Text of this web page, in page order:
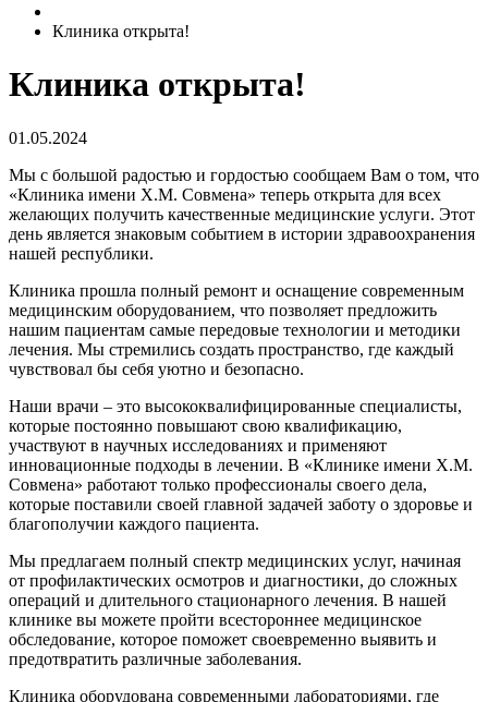
Клиника открыта!
Клиника открыта!
01.05.2024
Мы с большой радостью и гордостью сообщаем Вам о том, что
«Клиника имени Х.М. Совмена» теперь открыта для всех
желающих получить качественные медицинские услуги. Этот
день является знаковым событием в истории здравоохранения
нашей республики.
Клиника прошла полный ремонт и оснащение современным
медицинским оборудованием, что позволяет предложить
нашим пациентам самые передовые технологии и методики
лечения. Мы стремились создать пространство, где каждый
чувствовал бы себя уютно и безопасно.
Наши врачи – это высококвалифицированные специалисты,
которые постоянно повышают свою квалификацию,
участвуют в научных исследованиях и применяют
инновационные подходы в лечении. В «Клинике имени Х.М.
Совмена» работают только профессионалы своего дела,
которые поставили своей главной задачей заботу о здоровье и
благополучии каждого пациента.
Мы предлагаем полный спектр медицинских услуг, начиная
от профилактических осмотров и диагностики, до сложных
операций и длительного стационарного лечения. В нашей
клинике вы можете пройти всестороннее медицинское
обследование, которое поможет своевременно выявить и
предотвратить различные заболевания.
Клиника оборудована современными лабораториями, где